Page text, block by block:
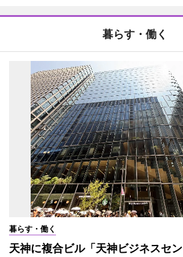
暮らす・働く
暮らす・働く
天神に複合ビル「天神ビジネスセ